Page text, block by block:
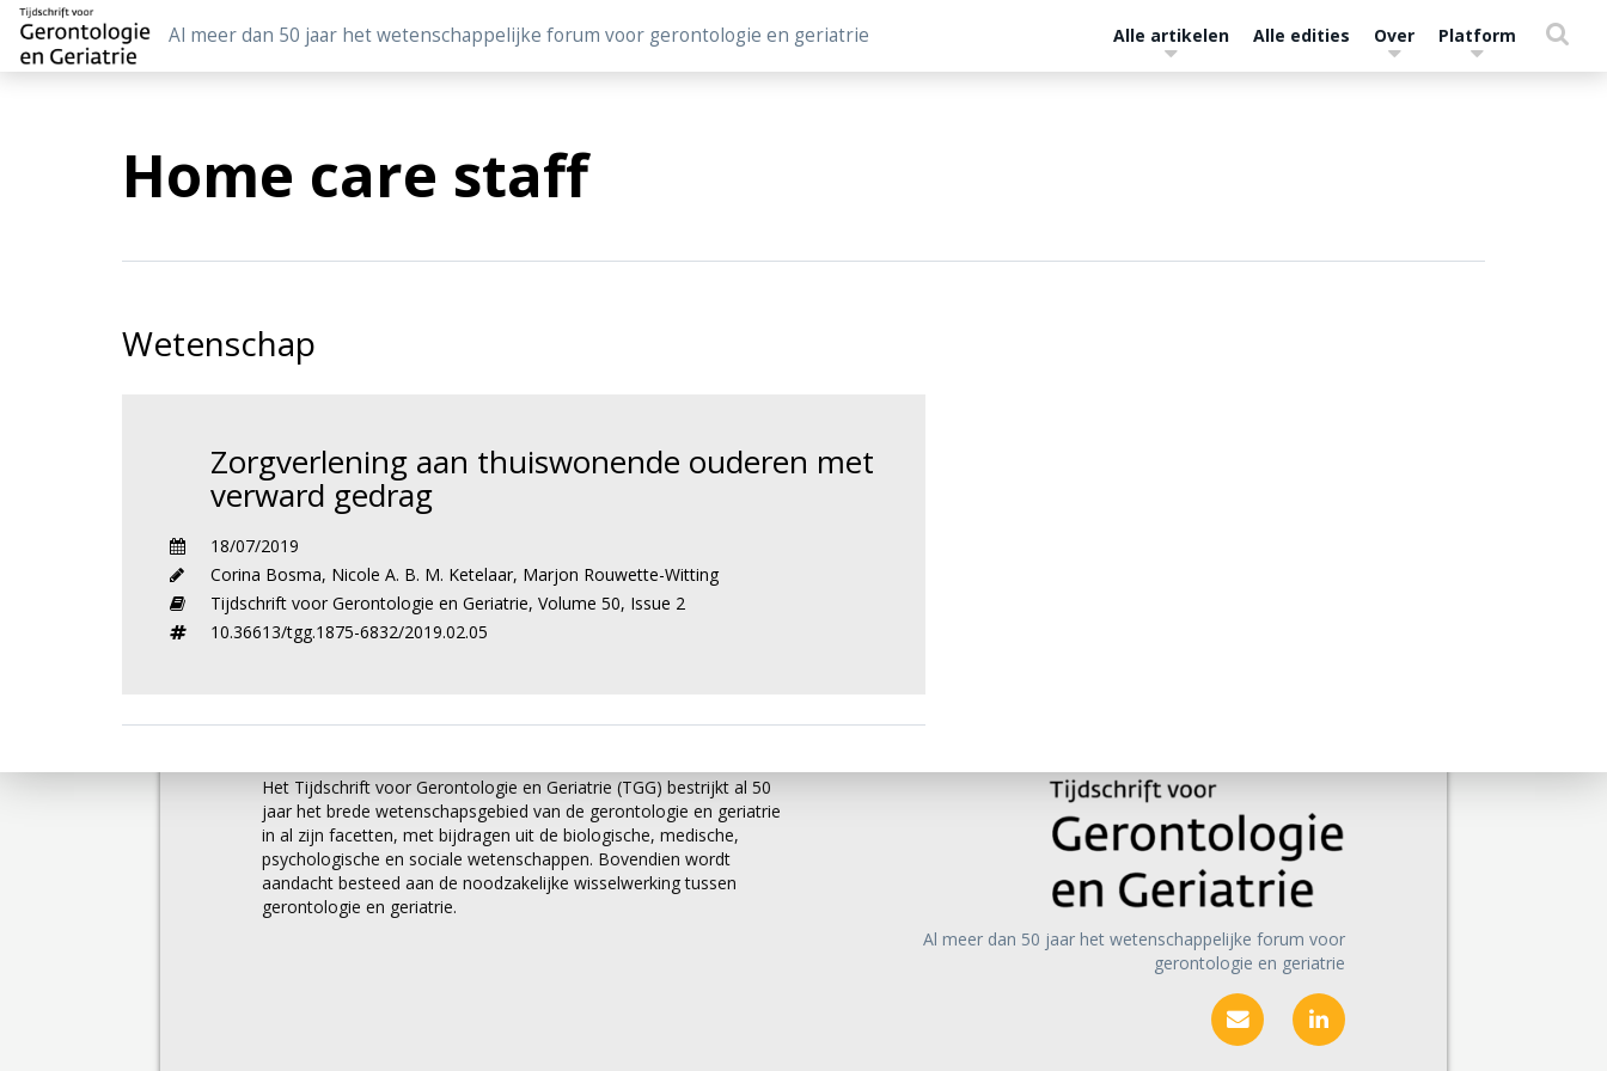
Al meer dan 50 jaar het wetenschappelijke forum voor gerontologie en geriatrie Alle artikelen Alle edities Over Platform
Home care staff
Wetenschap
Zorgverlening aan thuiswonende ouderen met
verward gedrag
18/07/2019
Corina Bosma, Nicole A. B. M. Ketelaar, Marjon Rouwette-Witting
Tijdschrift voor Gerontologie en Geriatrie, Volume 50, Issue 2
10.36613/tgg.1875-6832/2019.02.05
Het Tijdschrift voor Gerontologie en Geriatrie (TGG) bestrijkt al 50
jaar het brede wetenschapsgebied van de gerontologie en geriatrie
in al zijn facetten, met bijdragen uit de biologische, medische,
psychologische en sociale wetenschappen. Bovendien wordt
aandacht besteed aan de noodzakelijke wisselwerking tussen
gerontologie en geriatrie.
Al meer dan 50 jaar het wetenschappelijke forum voor
gerontologie en geriatrie